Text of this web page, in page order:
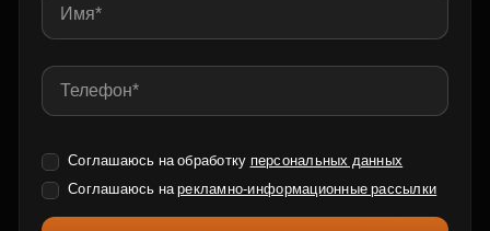
Соглашаюсь на обработку персональных данных
Соглашаюсь нарекламно-информационные рассылки